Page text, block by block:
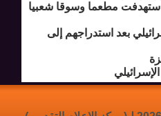
استهدفت مطعما وسوقا شعبيا
بعد استدراجهم إلى